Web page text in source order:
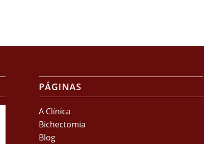
PÁGINAS
A Clínica
Bichectomia
Blog